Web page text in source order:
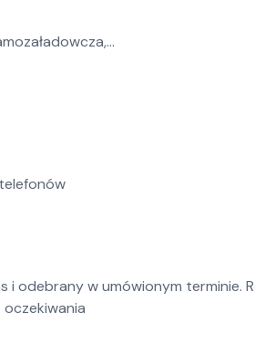
i odebrany w umówionym terminie.
oczekiwania